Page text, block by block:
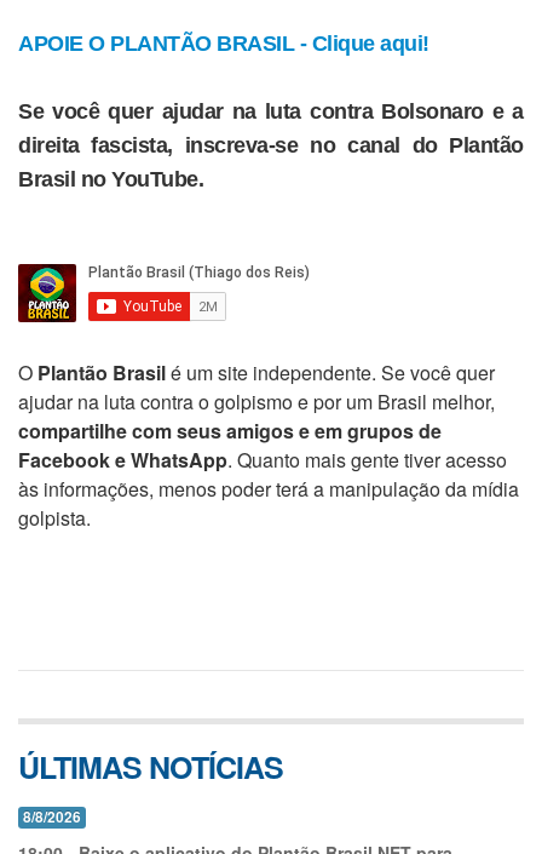
APOIE O PLANTÃO BRASIL - Clique aqui!
Se você quer ajudar na luta contra Bolsonaro e a
direita fascista, inscreva-se no canal do Plantão
Brasil no YouTube.
O Plantão Brasilé um site independente. Se você quer
ajudar na luta contra o golpismo e por um Brasil melhor,
compartilhe com seus amigos e em grupos de
Facebook e WhatsApp. Quanto mais gente tiver acesso
às informações, menos poder terá a manipulação da mídia
golpista.
ÚLTIMAS NOTÍCIAS
8/8/2026